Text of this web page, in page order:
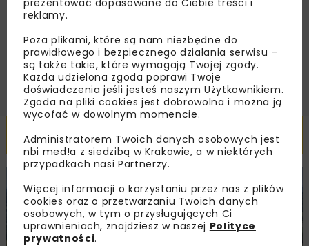
podany przeze mnie adres e-mail korespondencji
handlowej w postaci newslettera.
ZAPISZ MNIE
Powiązane artykuły
KOLEJ WIADOMOŚCI INWESTYCJE
reklamy.
Poza plikami, które są nam niezbędne do
prawidłowego i bezpiecznego działania serwisu –
są także takie, które wymagają Twojej zgody.
Każda udzielona zgoda poprawi Twoje
doświadczenia jeśli jesteś naszym Użytkownikiem.
Zgoda na pliki cookies jest dobrowolna i można ją
wycofać w dowolnym momencie.
Administratorem Twoich danych osobowych jest
nbi med!a z siedzibą w Krakowie, a w niektórych
przypadkach nasi Partnerzy.
Więcej informacji o korzystaniu przez nas z plików
cookies oraz o przetwarzaniu Twoich danych
osobowych, w tym o przysługujących Ci
uprawnieniach, znajdziesz w naszej Polityce
prywatności.